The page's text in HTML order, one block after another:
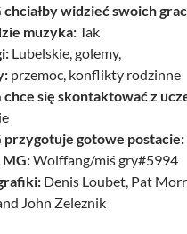
chciałby widzieć swoich
muzyka:Tak
Lubelskie, golemy,
przemoc, konflikty rodzinne
chce się skontaktować z
przygotuje gotowe postacie:
MG:Wolffang/miś gry#5994
Denis Loubet, Pat
John Zeleznik